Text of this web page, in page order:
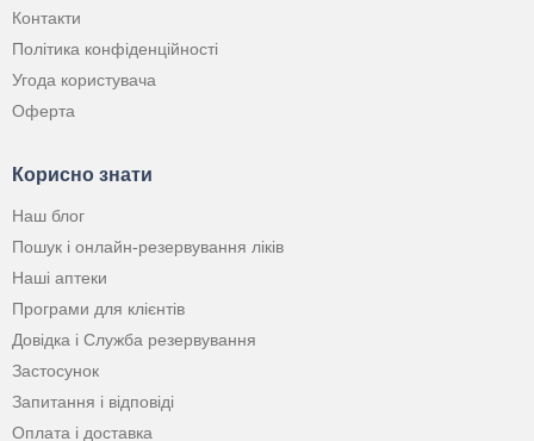
Контакти
Політика конфіденційності
Угода користувача
Оферта
Корисно знати
Наш блог
Пошук і онлайн-резервування ліків
Наші аптеки
Програми для клієнтів
Довідка і Служба резервування
Застосунок
Запитання і відповіді
Оплата і доставка